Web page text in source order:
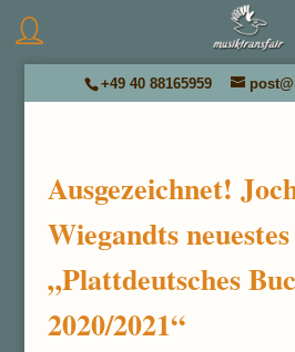
+49 40 88165959
Ausgezeichnet!
Wiegandts
„Plattdeutsches
2020/2021“